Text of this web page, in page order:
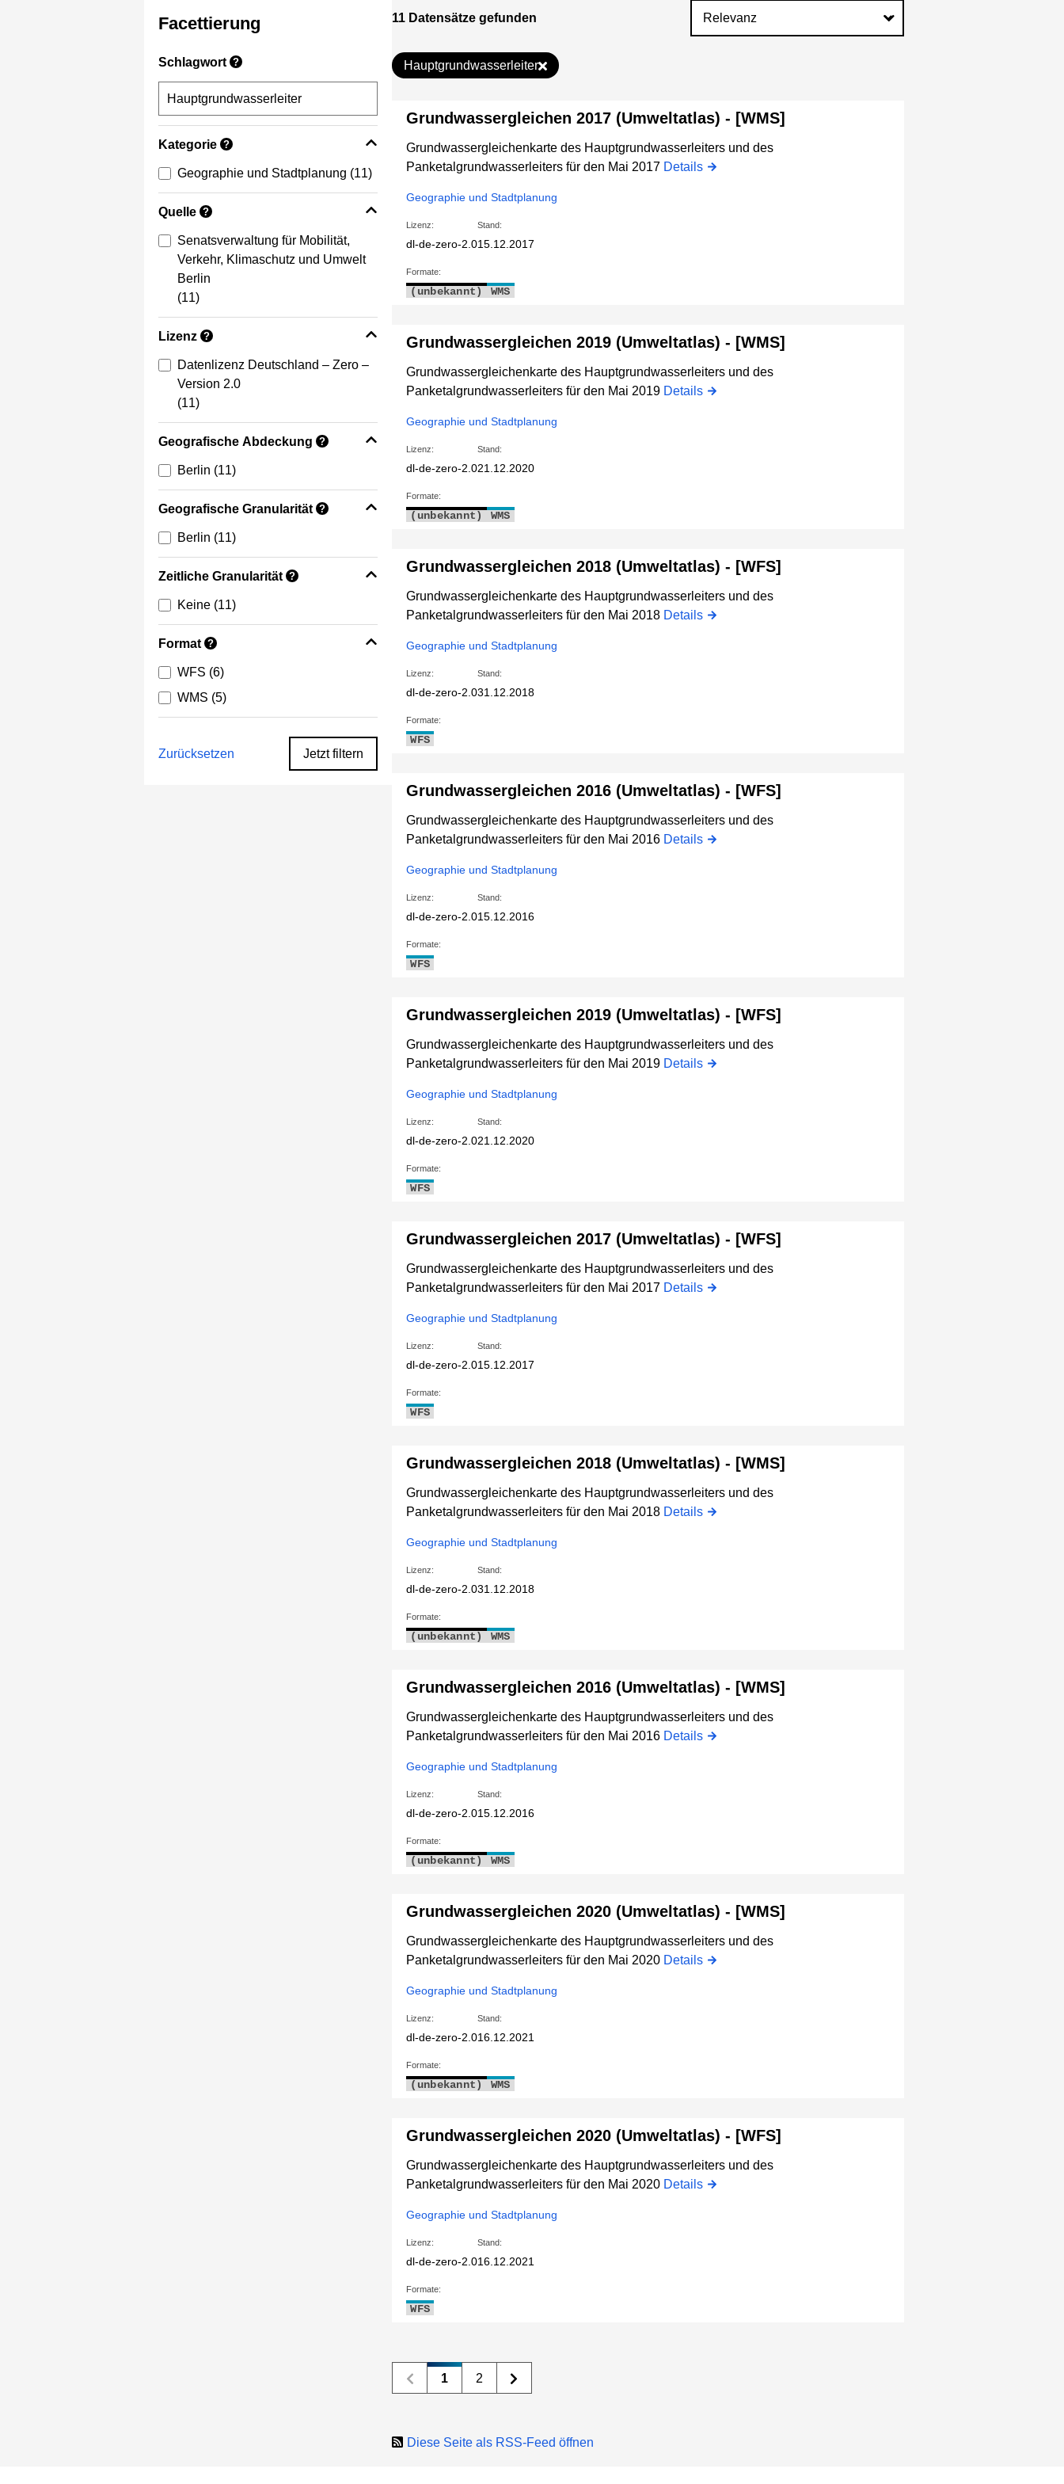
Facettierung
Schlagwort ?
Kategorie ?
Geographie und Stadtplanung (11)
Quelle ?
Senatsverwaltung für Mobilität,
Verkehr, Klimaschutz und Umwelt
Berlin
(11)
Lizenz ?
Datenlizenz Deutschland – Zero –
Version 2.0
(11)
Geografische Abdeckung ?
Berlin (11)
Geografische Granularität ?
Berlin (11)
Zeitliche Granularität ?
Keine (11)
Format ?
WFS (6)
WMS (5)
Zurücksetzen Jetzt filtern
11 Datensätze gefunden
Hauptgrundwasserleiter
Grundwassergleichen 2017 (Umweltatlas) - [WMS]
Grundwassergleichenkarte des Hauptgrundwasserleiters und des
Panketalgrundwasserleiters für den Mai 2017 Details
Geographie und Stadtplanung
Lizenz:
dl-de-zero-2.0
Stand:
15.12.2017
Formate:
(unbekannt) WMS
Grundwassergleichen 2019 (Umweltatlas) - [WMS]
Grundwassergleichenkarte des Hauptgrundwasserleiters und des
Panketalgrundwasserleiters für den Mai 2019 Details
Geographie und Stadtplanung
Lizenz:
dl-de-zero-2.0
Stand:
21.12.2020
Formate:
(unbekannt) WMS
Grundwassergleichen 2018 (Umweltatlas) - [WFS]
Grundwassergleichenkarte des Hauptgrundwasserleiters und des
Panketalgrundwasserleiters für den Mai 2018 Details
Geographie und Stadtplanung
Lizenz:
dl-de-zero-2.0
Stand:
31.12.2018
Formate:
WFS
Grundwassergleichen 2016 (Umweltatlas) - [WFS]
Grundwassergleichenkarte des Hauptgrundwasserleiters und des
Panketalgrundwasserleiters für den Mai 2016 Details
Geographie und Stadtplanung
Lizenz:
dl-de-zero-2.0
Stand:
15.12.2016
Formate:
WFS
Grundwassergleichen 2019 (Umweltatlas) - [WFS]
Grundwassergleichenkarte des Hauptgrundwasserleiters und des
Panketalgrundwasserleiters für den Mai 2019 Details
Geographie und Stadtplanung
Lizenz:
dl-de-zero-2.0
Stand:
21.12.2020
Formate:
WFS
Grundwassergleichen 2017 (Umweltatlas) - [WFS]
Grundwassergleichenkarte des Hauptgrundwasserleiters und des
Panketalgrundwasserleiters für den Mai 2017 Details
Geographie und Stadtplanung
Lizenz:
dl-de-zero-2.0
Stand:
15.12.2017
Formate:
WFS
Grundwassergleichen 2018 (Umweltatlas) - [WMS]
Grundwassergleichenkarte des Hauptgrundwasserleiters und des
Panketalgrundwasserleiters für den Mai 2018 Details
Geographie und Stadtplanung
Lizenz:
dl-de-zero-2.0
Stand:
31.12.2018
Formate:
(unbekannt) WMS
Grundwassergleichen 2016 (Umweltatlas) - [WMS]
Grundwassergleichenkarte des Hauptgrundwasserleiters und des
Panketalgrundwasserleiters für den Mai 2016 Details
Geographie und Stadtplanung
Lizenz:
dl-de-zero-2.0
Stand:
15.12.2016
Formate:
(unbekannt) WMS
Grundwassergleichen 2020 (Umweltatlas) - [WMS]
Grundwassergleichenkarte des Hauptgrundwasserleiters und des
Panketalgrundwasserleiters für den Mai 2020 Details
Geographie und Stadtplanung
Lizenz:
dl-de-zero-2.0
Stand:
16.12.2021
Formate:
(unbekannt) WMS
Grundwassergleichen 2020 (Umweltatlas) - [WFS]
Grundwassergleichenkarte des Hauptgrundwasserleiters und des
Panketalgrundwasserleiters für den Mai 2020 Details
Geographie und Stadtplanung
Lizenz:
dl-de-zero-2.0
Stand:
16.12.2021
Formate:
WFS
1 2
Diese Seite als RSS-Feed öffnen